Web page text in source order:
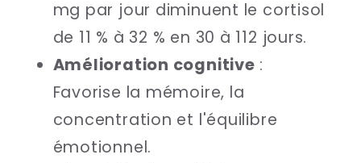
mg par jour diminuent le cortisol
de 11 % à 32 % en 30 à 112 jours.
Amélioration cognitive :
Favorise la mémoire, la
concentration et l'équilibre
émotionnel.